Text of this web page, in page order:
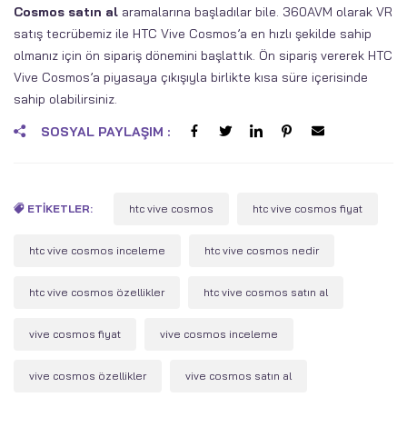
Cosmos satın al aramalarına başladılar bile. 360AVM olarak VR
satış tecrübemiz ile HTC Vive Cosmos’a en hızlı şekilde sahip
olmanız için ön sipariş dönemini başlattık. Ön sipariş vererek HTC
Vive Cosmos’a piyasaya çıkışıyla birlikte kısa süre içerisinde
sahip olabilirsiniz.
SOSYAL PAYLAŞIM :
ETIKETLER: htc vive cosmos htc vive cosmos fiyat
htc vive cosmos inceleme htc vive cosmos nedir
htc vive cosmos özellikler htc vive cosmos satın al
vive cosmos fiyat vive cosmos inceleme
vive cosmos özellikler vive cosmos satın al